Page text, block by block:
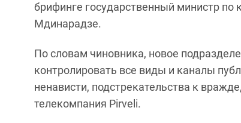
брифинге государственный министр
Мдинарадзе.
По словам чиновника, новое
контролировать все виды и каналы
ненависти, подстрекательства к
телекомпания Pirveli.